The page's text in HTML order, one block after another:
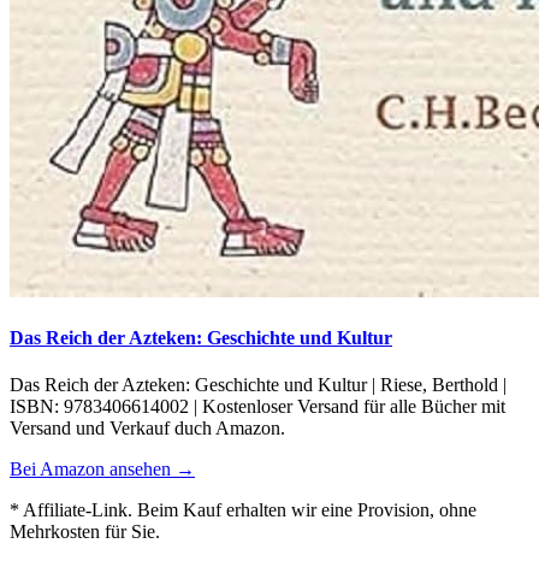
Das Reich der Azteken: Geschichte und Kultur
Das Reich der Azteken: Geschichte und Kultur | Riese, Berthold |
ISBN: 9783406614002 | Kostenloser Versand für alle Bücher mit
Versand und Verkauf duch Amazon.
Bei Amazon ansehen →
* Affiliate-Link. Beim Kauf erhalten wir eine Provision, ohne
Mehrkosten für Sie.